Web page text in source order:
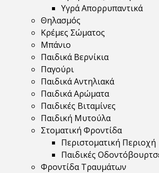
Υγρά Απορρυπαντικά
Θηλασμός
Κρέμες Σώματος
Μπάνιο
Παιδικά Βερνίκια
Παγούρι
Παιδικά Αντηλιακά
Παιδικά Αρώματα
Παιδικές Βιταμίνες
Παιδική Μυτούλα
Στοματική Φροντίδα
Περιστοματική Περιοχή
Παιδικές
Φροντίδα Τραυμάτων